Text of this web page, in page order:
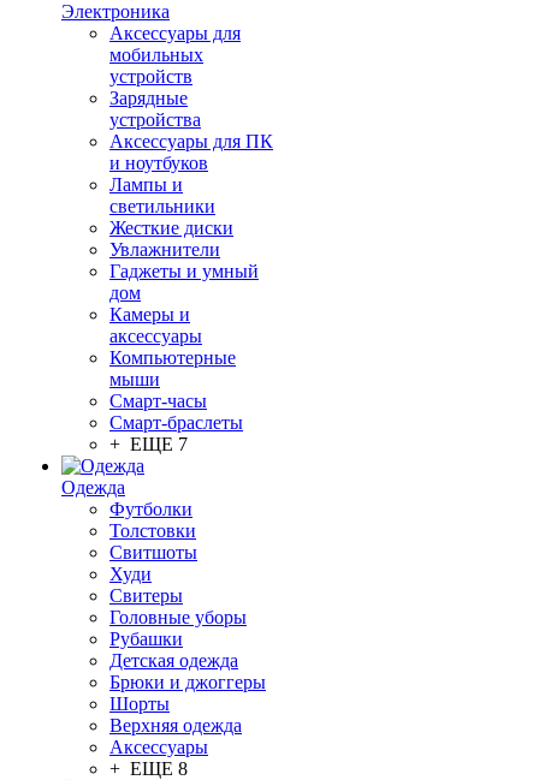
Электроника
Аксессуары для
мобильных
устройств
Зарядные
устройства
Аксессуары для ПК
и ноутбуков
Лампы и
светильники
Жесткие диски
Увлажнители
Гаджеты и умный
дом
Камеры и
аксессуары
Компьютерные
мыши
Смарт-часы
Смарт-браслеты
+ ЕЩЕ 7
Одежда
Футболки
Толстовки
Свитшоты
Худи
Свитеры
Головные уборы
Рубашки
Детская одежда
Брюки и джоггеры
Шорты
Верхняя одежда
Аксессуары
+ ЕЩЕ 8